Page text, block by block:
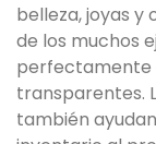
belleza, joyas y
de los muchos
perfectamente
transparentes.
también